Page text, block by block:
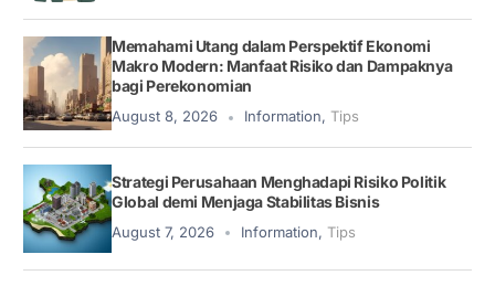
Memahami Utang dalam Perspektif Ekonomi
Makro Modern: Manfaat Risiko dan Dampaknya
bagi Perekonomian
August 8, 2026 Information, Tips
Strategi Perusahaan Menghadapi Risiko Politik
Global demi Menjaga Stabilitas Bisnis
August 7, 2026 Information, Tips